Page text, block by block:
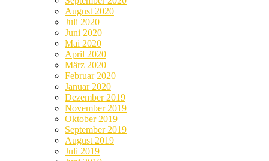
August 2020
Juli 2020
Juni 2020
Mai 2020
April 2020
März 2020
Februar 2020
Januar 2020
Dezember 2019
November 2019
Oktober 2019
September 2019
August 2019
Juli 2019